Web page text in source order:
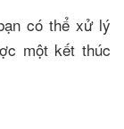
có thể xử lý
một kết thúc